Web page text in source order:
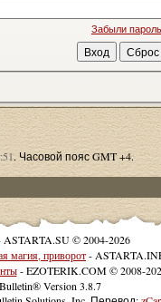
Забыли
. Часовой пояс GMT +4.
ASTARTA.SU © 2004-2026
магия, приворот-
- EZOTERIK.COM © 2008-
Version 3.8.7